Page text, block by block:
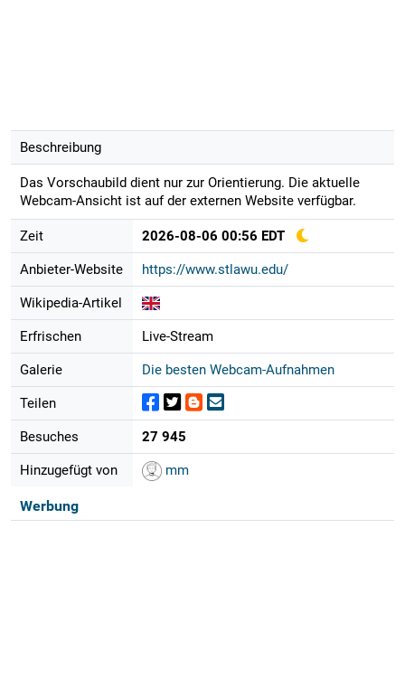
Beschreibung
Das Vorschaubild dient nur zur Orientierung. Die aktuelle
Webcam-Ansicht ist auf der externen Website verfügbar.
Zeit 2026-08-06 00:56 EDT
Anbieter-Website https://www.stlawu.edu/
Wikipedia-Artikel
Erfrischen Live-Stream
Galerie Die besten Webcam-Aufnahmen
Teilen
Besuches 27 945
Hinzugefügt von mm
Werbung